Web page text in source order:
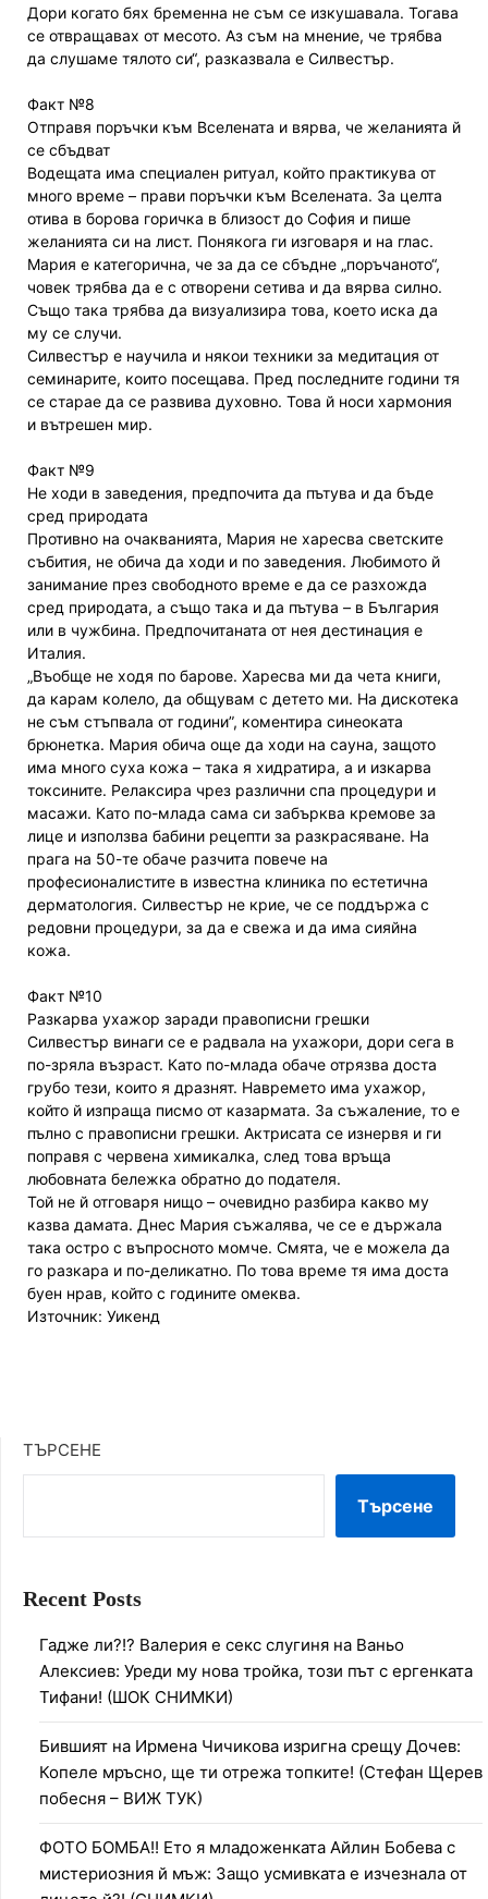
Дори когато бях бременна не съм се изкушавала. Тогава
се отвращавах от месото. Аз съм на мнение, че трябва
да слушаме тялото си“, разказвала е Силвестър.
Факт №8
Отправя поръчки към Вселената и вярва, че желанията й
се сбъдват
Водещата има специален ритуал, който практикува от
много време – прави поръчки към Вселената. За целта
отива в борова горичка в близост до София и пише
желанията си на лист. Понякога ги изговаря и на глас.
Мария е категорична, че за да се сбъдне „поръчаното“,
човек трябва да е с отворени сетива и да вярва силно.
Също така трябва да визуализира това, което иска да
му се случи.
Силвестър е научила и някои техники за медитация от
семинарите, които посещава. Пред последните години тя
се старае да се развива духовно. Това й носи хармония
и вътрешен мир.
Факт №9
Не ходи в заведения, предпочита да пътува и да бъде
сред природата
Противно на очакванията, Мария не харесва светските
събития, не обича да ходи и по заведения. Любимото й
занимание през свободното време е да се разхожда
сред природата, а също така и да пътува – в България
или в чужбина. Предпочитаната от нея дестинация е
Италия.
„Въобще не ходя по барове. Харесва ми да чета книги,
да карам колело, да общувам с детето ми. На дискотека
не съм стъпвала от години”, коментира синеоката
брюнетка. Мария обича още да ходи на сауна, защото
има много суха кожа – така я хидратира, а и изкарва
токсините. Релаксира чрез различни спа процедури и
масажи. Като по-млада сама си забърква кремове за
лице и използва бабини рецепти за разкрасяване. На
прага на 50-те обаче разчита повече на
професионалистите в известна клиника по естетична
дерматология. Силвестър не крие, че се поддържа с
редовни процедури, за да е свежа и да има сияйна
кожа.
Факт №10
Разкарва ухажор заради правописни грешки
Силвестър винаги се е радвала на ухажори, дори сега в
по-зряла възраст. Като по-млада обаче отрязва доста
грубо тези, които я дразнят. Навремето има ухажор,
който й изпраща писмо от казармата. За съжаление, то е
пълно с правописни грешки. Актрисата се изнервя и ги
поправя с червена химикалка, след това връща
любовната бележка обратно до подателя.
Той не й отговаря нищо – очевидно разбира какво му
казва дамата. Днес Мария съжалява, че се е държала
така остро с въпросното момче. Смята, че е можела да
го разкара и по-деликатно. По това време тя има доста
буен нрав, който с годините омеква.
Източник: Уикенд
ТЪРСЕНЕ
Търсене
Recent Posts
Гадже ли?!? Валерия е секс слугиня на Ваньо
Алексиев: Уреди му нова тройка, този път с ергенката
Тифани! (ШОК СНИМКИ)
Бившият на Ирмена Чичикова изригна срещу Дочев:
Копеле мръсно, ще ти отрежа топките! (Стефан Щерев
побесня – ВИЖ ТУК)
ФОТО БОМБА!! Ето я младоженката Айлин Бобева с
мистериозния й мъж: Защо усмивката е изчезнала от